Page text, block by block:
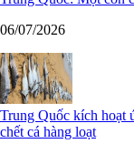
06/07/2026
Trung Quốc kích hoạt
chết cá hàng loạt